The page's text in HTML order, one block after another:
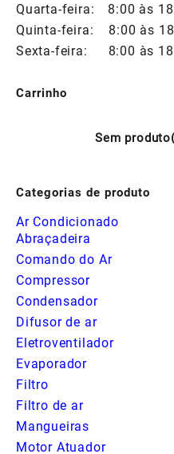
Quarta-feira:
8:00 às
Quinta-feira:
8:00 às
Sexta-feira:
8:00 às
Carrinho
Sem
Categorias de produto
Ar Condicionado
Abraçadeira
Comando do Ar
Compressor
Condensador
Difusor de ar
Eletroventilador
Evaporador
Filtro
Filtro de ar
Mangueiras
Motor Atuador